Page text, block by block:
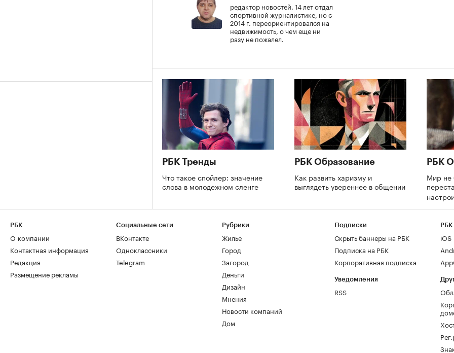
редактор новостей. 14 лет отдал
спортивной журналистике, но с
2014 г. переориентировался на
недвижимость, о чем еще ни
разу не пожалел.
РБК Тренды
Что такое спойлер: значение
слова в молодежном сленге
РБК Образование
Как развить харизму и
выглядеть увереннее в общении
РБК
Мир не
РБК
О компании
Контактная информация
Редакция
Размещение рекламы
Социальные сети
ВКонтакте
Одноклассники
Telegram
Рубрики
Жилье
Город
Загород
Деньги
Дизайн
Мнения
Новости компаний
Дом
Подписки
Скрыть баннеры на РБК
Подписка на РБК
Корпоративная подписка
Уведомления
RSS
РБК
iOS